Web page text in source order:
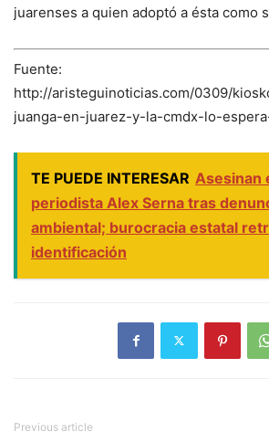
juarenses a quien adoptó a ésta como
Fuente:
http://aristeguinoticias.com/0309/
juanga-en-juarez-y-la-cmdx-lo-
TE PUEDE INTERESAR Asesinan
periodista Alex Serna tras
ambiental; burocracia estatal
identificación
Previous article